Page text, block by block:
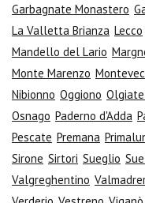
Garbagnate Monastero
La Valletta Brianza Lecco
Mandello del Lario
Monte Marenzo
Nibionno Oggiono
Osnago Paderno d'Adda
Pescate Premana
Sirone Sirtori Sueglio
Valgreghentino